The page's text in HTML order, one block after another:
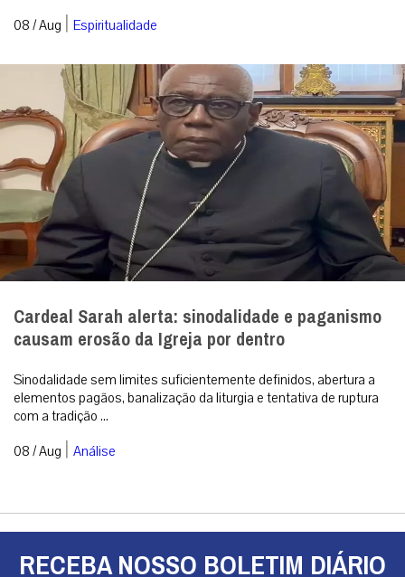
08 / Aug | Espiritualidade
Cardeal Sarah alerta: sinodalidade e paganismo
causam erosão da Igreja por dentro
Sinodalidade sem limites suficientemente definidos, abertura a
elementos pagãos, banalização da liturgia e tentativa de ruptura
com a tradição ...
08 / Aug | Análise
RECEBA NOSSO BOLETIM DIÁRIO